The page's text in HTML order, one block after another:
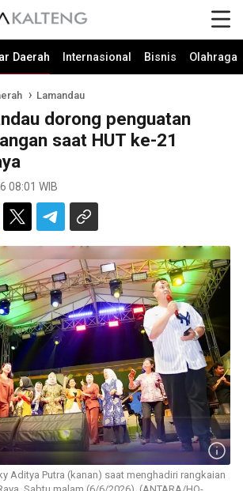
Daerah Internasional Bisnis Olahraga
Lamandau
dorong penguatan
saat HUT ke-21
08:01 WIB
Aditya Putra (kanan) saat menghadiri rangkaian